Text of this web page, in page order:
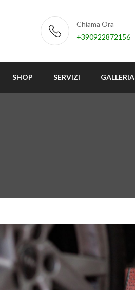
Chiama Ora
+390922872156
SHOP SERVIZI GALLERIA